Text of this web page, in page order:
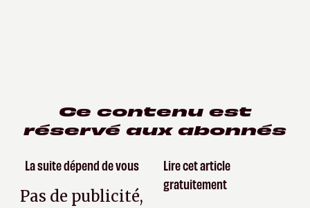
Ce contenu est
réservé aux abonnés
La suite dépend de vous
Pas de publicité,
Lire cet article
gratuitement